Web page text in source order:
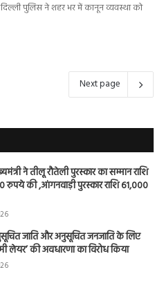
दिल्ली पुलिस ने शहर भर में कानून व्यवस्था को
Next page
ने तीलू रौतेली पुरस्कार का सम्मान राशि
रुपये की ,आंगनवाड़ी पुरस्कार राशि 61,000
जाति और अनुसूचित जनजाति के लिए
लेयर’ की अवधारणा का विरोध किया